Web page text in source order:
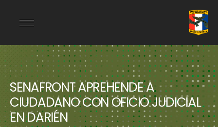
SENAFRONT APREHENDE A
CIUDADANO CON OFICIO JUDICIAL
EN DARIÉN